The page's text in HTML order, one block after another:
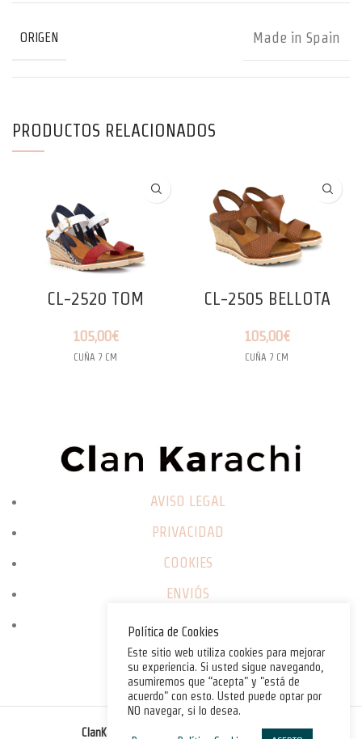
ORIGEN Made in Spain
PRODUCTOS RELACIONADOS
CL-2520 TOM
105,00€
CUÑA 7 CM
CL-2505 BELLOTA
105,00€
CUÑA 7 CM
AVISO LEGAL
PRIVACIDAD
COOKIES
ENVIÓS
CAMBIOS / DEVOLUCIONES
ClanKarachi.com . All rights reserved.©
Política de Cookies
Este sitio web utiliza cookies para mejorar
su experiencia. Si usted sigue navegando,
asumiremos que “acepta" y "está de
acuerdo" con esto. Usted puede optar por
NO navegar, si lo desea.